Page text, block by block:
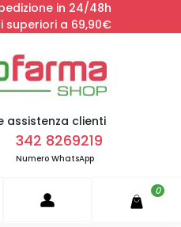
in 24/48h
a 69,90€
assistenza clienti
342 8269219
Numero WhatsApp
0